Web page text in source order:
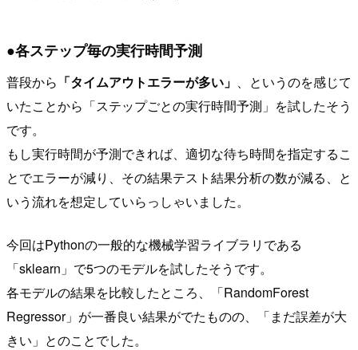
●各ステップ毎の実行時間予測
普段から 「タイムアウトエラーが多い」 、というのを感じて
いたことから「ステップごとの実行時間予測」を試したそう
です。
もし実行時間が予測できれば、適切な待ち時間を指定するこ
とでエラーが減り、その結果テスト結果分析の数が減る、と
いう流れを想定していらっしゃいました。
今回はPythonの一般的な機械学習ライブラリである
「sklearn」で5つのモデルを試したそうです。
各モデルの結果を比較したところ、「RandomForest
Regressor」が一番良い結果がでたものの、「まだ誤差が大
きい」とのことでした。